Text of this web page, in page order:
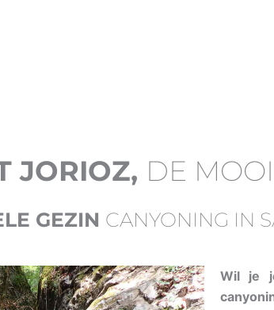
JORIOZ, DE
GEZIN CANYONING IN
Wil je